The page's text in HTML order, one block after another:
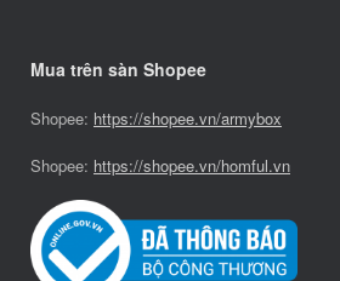
Mua trên sàn Shopee
Shopee: https://shopee.vn/armybox
Shopee: https://shopee.vn/homful.vn